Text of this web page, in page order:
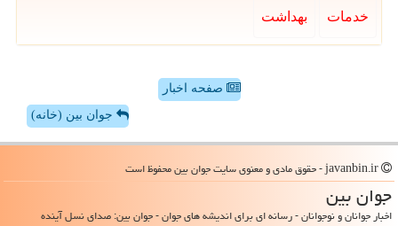
خدمات بهداشت
صفحه اخبار
جوان بین (خانه)
جوان بین
اخبار جوانان و نوجوانان - رسانه ای برای اندیشه های جوان - جوان بین: صدای نسل آینده